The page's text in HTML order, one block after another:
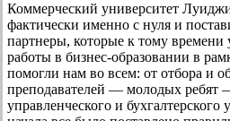
Коммерческий университет
фактически именно с нуля и
партнеры, которые к тому
работы в бизнес-образовании в
помогли нам во всем: от отбора и
преподавателей — молодых ребят
управленческого и бухгалтерского